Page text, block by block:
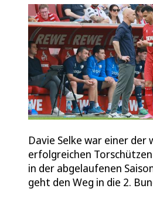
Davie Selke war einer der
erfolgreichen Torschützen
in der abgelaufenen
geht den Weg in die 2.